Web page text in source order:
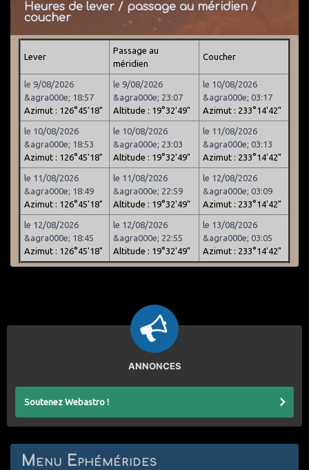
Heures de lever / passage au méridien /
coucher
Lever
Passage au
méridien
Coucher
le 9/08/2026
&agra000e; 18:57
Azimut : 126°45'18"
le 9/08/2026
&agra000e; 23:07
Altitude : 19°32'49"
le 10/08/2026
&agra000e; 03:17
Azimut : 233°14'42"
le 10/08/2026
&agra000e; 18:53
Azimut : 126°45'18"
le 10/08/2026
&agra000e; 23:03
Altitude : 19°32'49"
le 11/08/2026
&agra000e; 03:13
Azimut : 233°14'42"
le 11/08/2026
&agra000e; 18:49
Azimut : 126°45'18"
le 11/08/2026
&agra000e; 22:59
Altitude : 19°32'49"
le 12/08/2026
&agra000e; 03:09
Azimut : 233°14'42"
le 12/08/2026
&agra000e; 18:45
Azimut : 126°45'18"
le 12/08/2026
&agra000e; 22:55
Altitude : 19°32'49"
le 13/08/2026
&agra000e; 03:05
Azimut : 233°14'42"
ANNONCES
Soutenez Webastro !
Menu Ephémérides